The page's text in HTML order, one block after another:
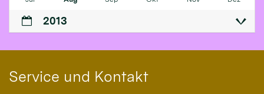
2013
Service und Kontakt